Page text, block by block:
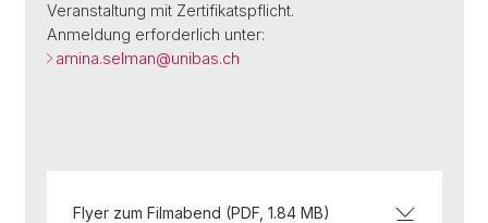
Veranstaltung mit Zertifikatspflicht.
Anmeldung erforderlich unter:
amina.selman@unibas.ch
Flyer zum Filmabend (PDF, 1.84 MB)